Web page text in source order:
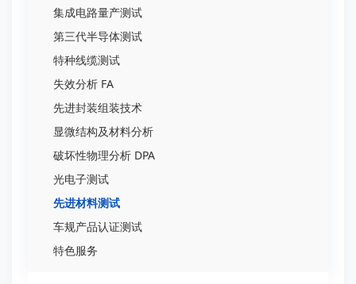
集成电路量产测试
第三代半导体测试
特种线缆测试
失效分析 FA
先进封装组装技术
显微结构及材料分析
破坏性物理分析 DPA
光电子测试
先进材料测试
车规产品认证测试
特色服务